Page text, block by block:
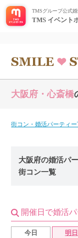
ログイン
はじめての方
今週の婚活パ
よくあるご質問
お問い合わせ
TMSグループ公式
TMS イベント
大阪府・心斎橋
街コン・婚活パーティー
大阪府の婚活パ
街コン一覧
開催日で婚活
今日
明日